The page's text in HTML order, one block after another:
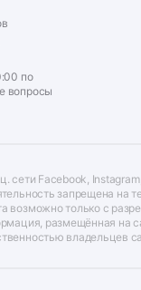
по
вопросы
сети Facebook,
запрещена на
возможно только с
размещённая на
владельцев